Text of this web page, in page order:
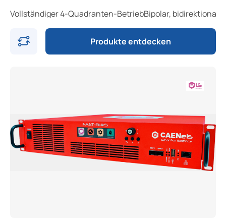
Vollständiger 4-Quadranten-BetriebBipolar, bidirektional
Produkte entdecken